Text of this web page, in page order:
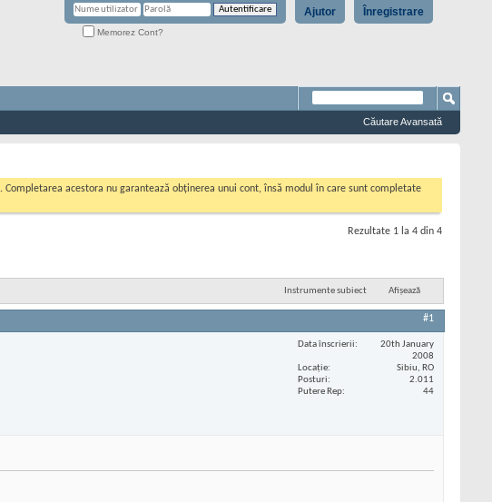
Înregistrare
Ajutor
Memorez Cont?
Căutare Avansată
acestora nu garantează obținerea unui cont, însă modul în care sunt completate
Rezultate 1 la 4 din 4
Instrumente subiect Afișează
#1
Data înscrierii
20th January
2008
Locaţie
Sibiu, RO
Posturi
2.011
Putere Rep
44